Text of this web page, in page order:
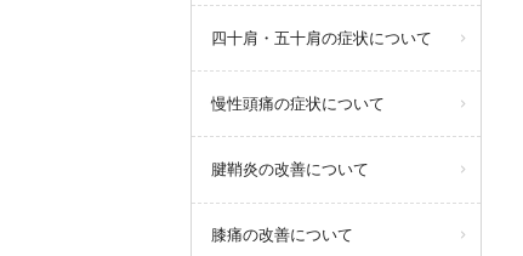
四十肩・五十肩の症状について
慢性頭痛の症状について
腱鞘炎の改善について
膝痛の改善について